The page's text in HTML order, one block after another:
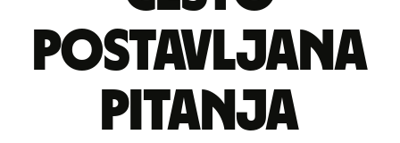
postavljana
pitanja